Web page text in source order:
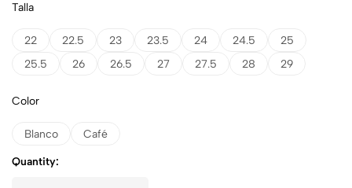
Talla
22 22.5 23 23.5 24 24.5
25
25.5
26 26.5 27 27.5 28 29
Color
Blanco Café
Quantity: